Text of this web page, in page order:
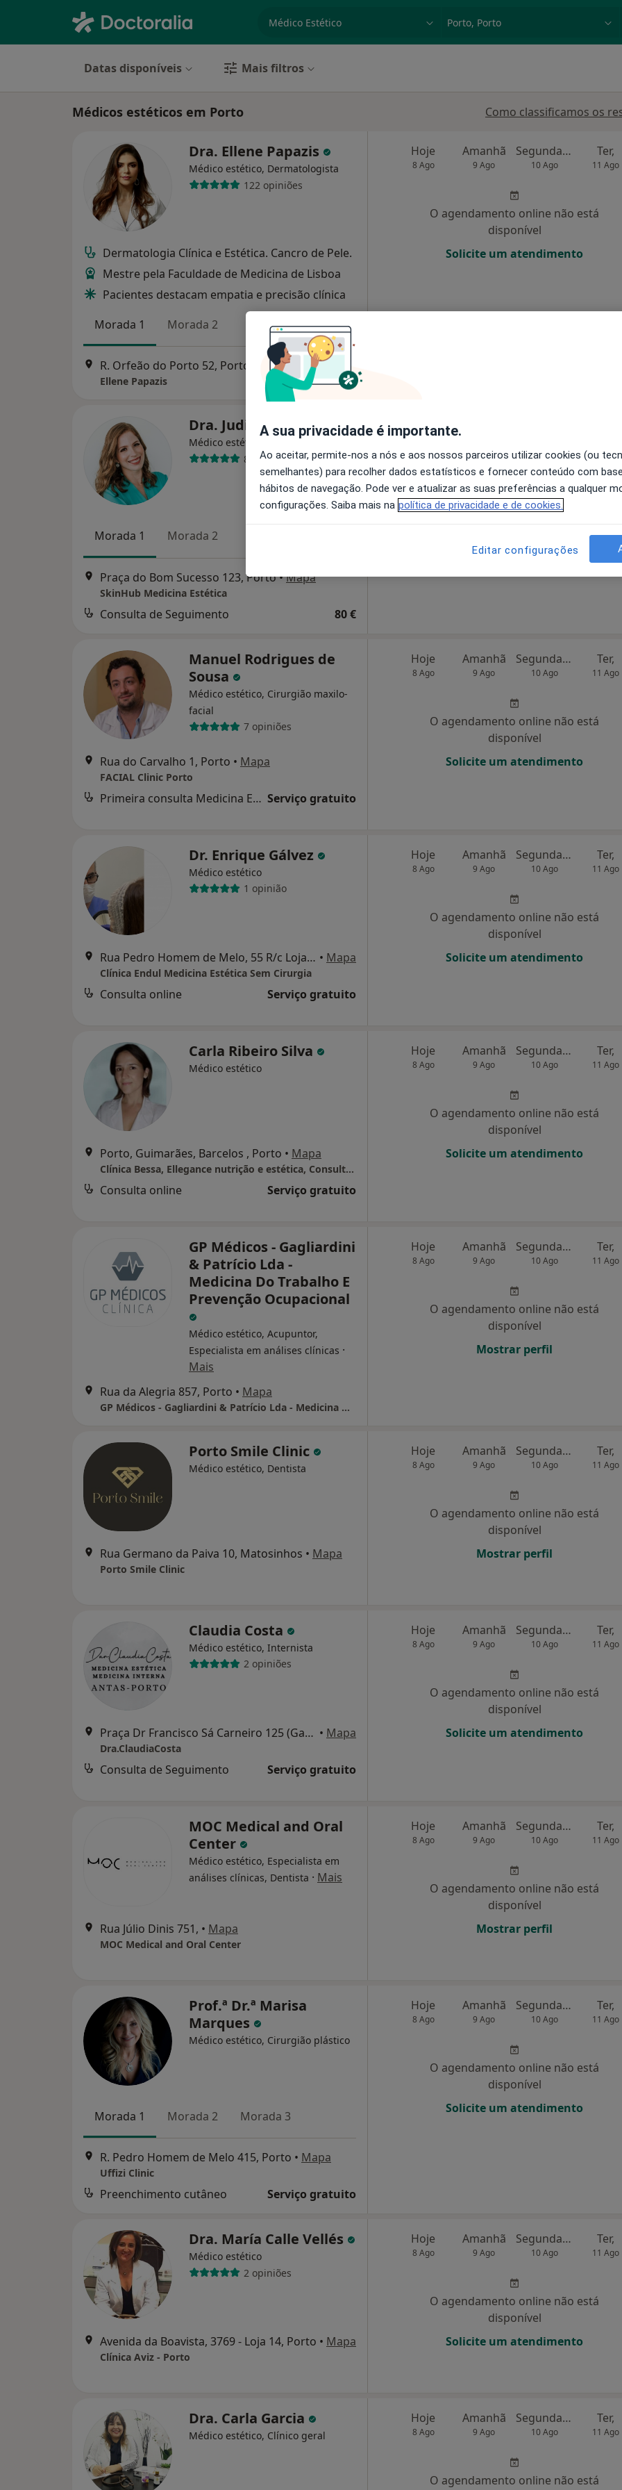
especialidade, doença ou nome
Datas disponíveis Mais filtros
Médicos estéticos em Porto Como classificamos os
Dra. Ellene Papazis
Médico estético, Dermatologista
122 opiniões
Dermatologia Clínica e Estética. Cancro de Pele.
Mestre pela Faculdade de Medicina de Lisboa
Pacientes destacam empatia e precisão clínica
Morada 1
Morada 2
R. Orfeão do Porto 52, Porto Mapa
Ellene Papazis
Hoje
8 Ago
Amanhã
9 Ago
Segunda-feira
10 Ago
Ter,
11 Ago
O agendamento online não está
disponível
Solicite um atendimento
Dra. Judith Cavalcante
Médico estético
83 opiniões
Morada 1 Morada 2
Praça do Bom Sucesso 123, Porto•Mapa
SkinHub Medicina Estética
Consulta de Seguimento 80 €
Hoje
8 Ago
O agendamento online não está
disponível
Manuel Rodrigues de
Sousa
Médico estético, Cirurgião maxilo-
facial
7 opiniões
Rua do Carvalho 1, Porto • Mapa
FACIAL Clinic Porto
Primeira consulta Medicina Estética Serviço gratuito
Hoje
8 Ago
Amanhã
9 Ago
Segunda-feira
10 Ago
Ter,
11 Ago
O agendamento online não está
disponível
Solicite um atendimento
Dr. Enrique Gálvez
Médico estético
1 opinião
Rua Pedro Homem de Melo, 55 R/c Loja 4, Porto • Mapa
Clínica Endul Medicina Estética Sem Cirurgia
Consulta online Serviço gratuito
Hoje
8 Ago
Amanhã
9 Ago
Segunda-feira
10 Ago
Ter,
11 Ago
O agendamento online não está
disponível
Solicite um atendimento
Carla Ribeiro Silva
Médico estético
Porto, Guimarães, Barcelos , Porto • Mapa
Clínica Bessa, Ellegance nutrição e estética, Consultório Dra Maria José Novais, Clínica Particular do Norte, Diprofisio, Chi Clinic
Consulta online Serviço gratuito
Hoje
8 Ago
Amanhã
9 Ago
Segunda-feira
10 Ago
Ter,
11 Ago
O agendamento online não está
disponível
Solicite um atendimento
GP Médicos - Gagliardini
& Patrício Lda -
Medicina Do Trabalho E
Prevenção Ocupacional
Médico estético, Acupuntor,
Especialista em análises clínicas ·
Mais
Rua da Alegria 857, Porto • Mapa
GP Médicos - Gagliardini & Patrício Lda - Medicina Do Trabalho E Prevenção Ocupacional
Hoje
8 Ago
Amanhã
9 Ago
Segunda-feira
10 Ago
Ter,
11 Ago
O agendamento online não está
disponível
Mostrar perfil
Porto Smile Clinic
Médico estético, Dentista
Rua Germano da Paiva 10, Matosinhos • Mapa
Porto Smile Clinic
Hoje
8 Ago
Amanhã
9 Ago
Segunda-feira
10 Ago
Ter,
11 Ago
O agendamento online não está
disponível
Mostrar perfil
Claudia Costa
Médico estético, Internista
2 opiniões
Praça Dr Francisco Sá Carneiro 125 (Gabinete esquerdo), Porto • Mapa
Dra.ClaudiaCosta
Consulta de Seguimento Serviço gratuito
Hoje
8 Ago
Amanhã
9 Ago
Segunda-feira
10 Ago
Ter,
11 Ago
O agendamento online não está
disponível
Solicite um atendimento
MOC Medical and Oral
Center
Médico estético, Especialista em
análises clínicas, Dentista · Mais
Rua Júlio Dinis 751, • Mapa
MOC Medical and Oral Center
Hoje
8 Ago
Amanhã
9 Ago
Segunda-feira
10 Ago
Ter,
11 Ago
O agendamento online não está
disponível
Mostrar perfil
Prof.ª Dr.ª Marisa
Marques
Médico estético, Cirurgião plástico
Morada 1 Morada 2 Morada 3
R. Pedro Homem de Melo 415, Porto • Mapa
Uffizi Clinic
Preenchimento cutâneo Serviço gratuito
Hoje
8 Ago
Amanhã
9 Ago
Segunda-feira
10 Ago
Ter,
11 Ago
O agendamento online não está
disponível
Solicite um atendimento
Dra. María Calle Vellés
Médico estético
2 opiniões
Avenida da Boavista, 3769 - Loja 14, Porto • Mapa
Clínica Aviz - Porto
Hoje
8 Ago
Amanhã
9 Ago
Segunda-feira
10 Ago
Ter,
11 Ago
O agendamento online não está
disponível
Solicite um atendimento
Dra. Carla Garcia
Médico estético, Clínico geral
Hoje
8 Ago
Amanhã
9 Ago
Segunda-feira
10 Ago
Ter,
11 Ago
O agendamento online não está
A sua privacidade é importante.
Ao aceitar, permite-nos a nós e aos nossos parceiros utilizar cookies (ou
semelhantes) para recolher dados estatísticos e fornecer conteúdo com
hábitos de navegação. Pode ver e atualizar as suas preferências a qualquer
configurações. Saiba mais na política de privacidade e de cookies.
Editar configurações